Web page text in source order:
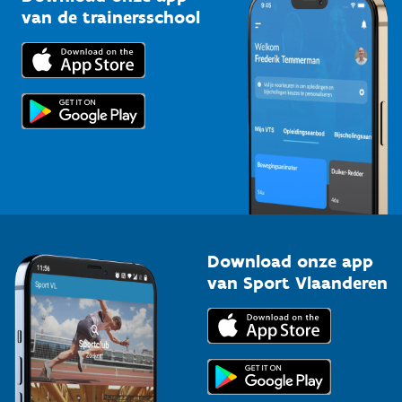
Bedrijven
Trainers en begeleiders
Topsporters
Downloads
Voor de pers
van de trainersschool
Download onze app
van Sport Vlaanderen